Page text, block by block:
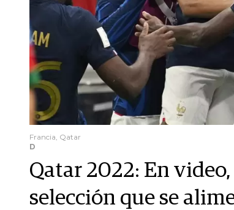
Francia, Qatar
D
Qatar 2022: En
selección que se